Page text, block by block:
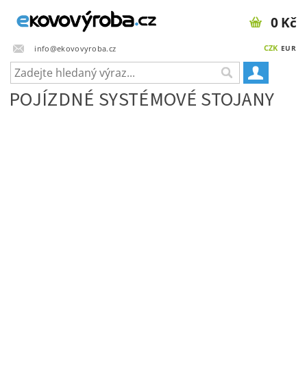
info@ekovovyroba.cz CZK EUR
0 Kč
POJÍZDNÉ SYSTÉMOVÉ STOJANY